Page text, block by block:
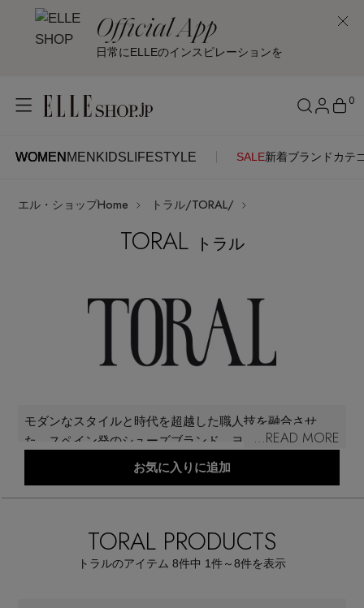
Official App
日常にELLEのインスピレーションを
WOMEN MEN KIDS LIFESTYLE SALE新着ブランド カテ
0
WOMENMENKIDSLIFESTYLE
ブランド
【雨の日】急な雨対策グッズ
アイテム一覧
ログイン
新規会員登録
最新トレンドや限定アイテム、セール情報を
いち早くお届けします。
SEE RESULTS
エル・ショップHome トラル/TORAL/
TORAL トラル
...READ MORE
モダンなスタイルと時代を超越した職人技を融合させ
た、スペイン発のシューズブランド。ヨーロッパの一流
サプライヤーから厳選した高品質な素材を使用し、てい
しいエネルギーを体現し、エレガントなシルエット、大
って、洗練されていながらも個性あふれる足元を実現。
お気に入りに追加
TORAL PRODUCTS
トラルのアイテム 8件中 1件～8件を表示